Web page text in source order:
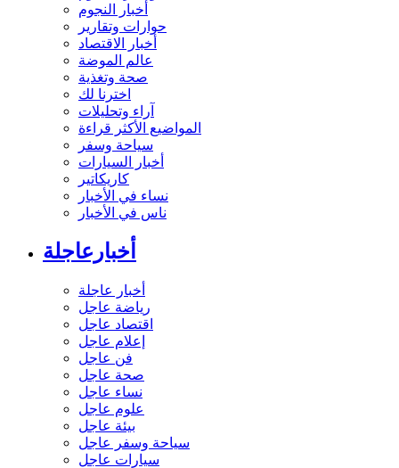
أخبار النجوم
حوارات وتقارير
أخبار الاقتصاد
عالم الموضة
صحة وتغذية
اخترنا لك
آراء وتحليلات
المواضيع الأكثر قراءة
سياحة وسفر
أخبار السيارات
كاريكاتير
نساء في الأخبار
ناس في الأخبار
أخبارعاجلة
أخبار عاجلة
رياضة عاجل
اقتصاد عاجل
إعلام عاجل
فن عاجل
صحة عاجل
نساء عاجل
علوم عاجل
بيئة عاجل
سياحة وسفر عاجل
سيارات عاجل